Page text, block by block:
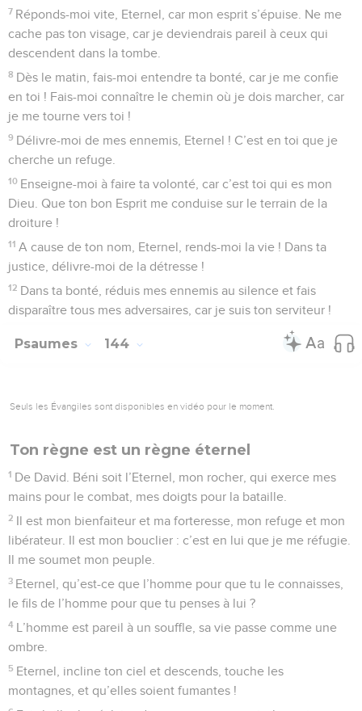
7 Réponds-moi vite, Eternel, car mon esprit s’épuise. Ne me
cache pas ton visage, car je deviendrais pareil à ceux qui
descendent dans la tombe.
8 Dès le matin, fais-moi entendre ta bonté, car je me confie
en toi ! Fais-moi connaître le chemin où je dois marcher, car
je me tourne vers toi !
9 Délivre-moi de mes ennemis, Eternel ! C’est en toi que je
cherche un refuge.
10 Enseigne-moi à faire ta volonté, car c’est toi qui es mon
Dieu. Que ton bon Esprit me conduise sur le terrain de la
droiture !
11 A cause de ton nom, Eternel, rends-moi la vie ! Dans ta
justice, délivre-moi de la détresse !
12 Dans ta bonté, réduis mes ennemis au silence et fais
disparaître tous mes adversaires, car je suis ton serviteur !
Psaumes 144
Seuls les Évangiles sont disponibles en vidéo pour le moment.
Ton règne est un règne éternel
1 De David. Béni soit l’Eternel, mon rocher, qui exerce mes
mains pour le combat, mes doigts pour la bataille.
2 Il est mon bienfaiteur et ma forteresse, mon refuge et mon
libérateur. Il est mon bouclier : c’est en lui que je me réfugie.
Il me soumet mon peuple.
3 Eternel, qu’est-ce que l’homme pour que tu le connaisses,
le fils de l’homme pour que tu penses à lui ?
4 L’homme est pareil à un souffle, sa vie passe comme une
ombre.
5 Eternel, incline ton ciel et descends, touche les
montagnes, et qu’elles soient fumantes !